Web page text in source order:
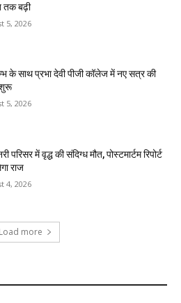
तक बढ़ी
5, 2026
के साथ प्रभा देवी पीजी कॉलेज में नए सत्र की
शुरू
5, 2026
परिसर में वृद्ध की संदिग्ध मौत, पोस्टमार्टम रिपोर्ट
राज
4, 2026
Load more